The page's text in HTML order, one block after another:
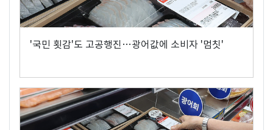
'국민 횟감'도 고공행진…광어값에 소비자 '멈칫'